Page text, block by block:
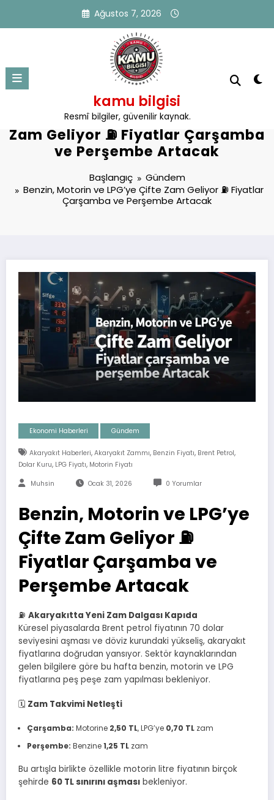
Ağustos 7, 2026
kamu bilgisi
Resmî bilgiler, güvenilir kaynak.
Benzin, Motorin ve LPG’ye Çifte
Zam Geliyor ⛽ Fiyatlar Çarşamba
ve Perşembe Artacak
Başlangıç
Gündem
Benzin, Motorin ve LPG’ye Çifte Zam Geliyor ⛽ Fiyatlar
Çarşamba ve Perşembe Artacak
Ekonomi Haberleri Gündem
Akaryakıt Haberleri, Akaryakıt Zammı, Benzin Fiyatı, Brent Petrol,
Dolar Kuru, LPG Fiyatı, Motorin Fiyatı
Muhsin Ocak 31, 2026 0 Yorumlar
Benzin, Motorin ve LPG’ye
Çifte Zam Geliyor ⛽
Fiyatlar Çarşamba ve
Perşembe Artacak
⛽ Akaryakıtta Yeni Zam Dalgası Kapıda
Küresel piyasalarda Brent petrol fiyatının 70 dolar
seviyesini aşması ve döviz kurundaki yükseliş, akaryakıt
fiyatlarına doğrudan yansıyor. Sektör kaynaklarından
gelen bilgilere göre bu hafta benzin, motorin ve LPG
fiyatlarına peş peşe zam yapılması bekleniyor.
🗓️ Zam Takvimi Netleşti
Çarşamba: Motorine 2,50 TL, LPG’ye 0,70 TLzam
Perşembe: Benzine1,25 TLzam
Bu artışla birlikte özellikle motorin litre fiyatının birçok
şehirde 60 TL sınırını aşması bekleniyor.